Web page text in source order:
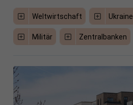
Weltwirtschaft Ukraine
Militär Zentralbanken